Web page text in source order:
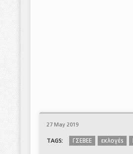
27 May 2019
TAGS: ΓΣΕΒΕΕ εκλογές